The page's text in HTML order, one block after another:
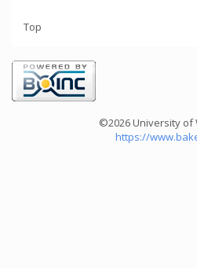
Top
©2026 University of
https://